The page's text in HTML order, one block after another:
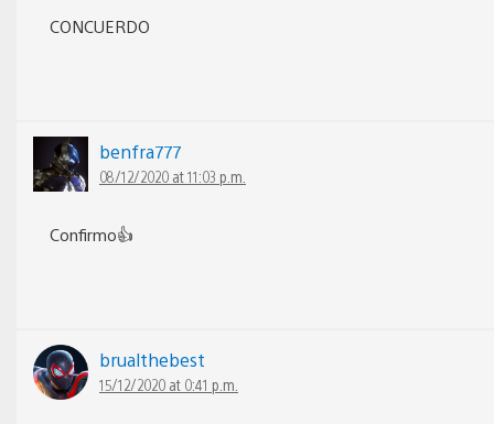
CONCUERDO
benfra777
08/12/2020 at 11:03 p.m.
Confirmo👍
brualthebest
15/12/2020 at 0:41 p.m.